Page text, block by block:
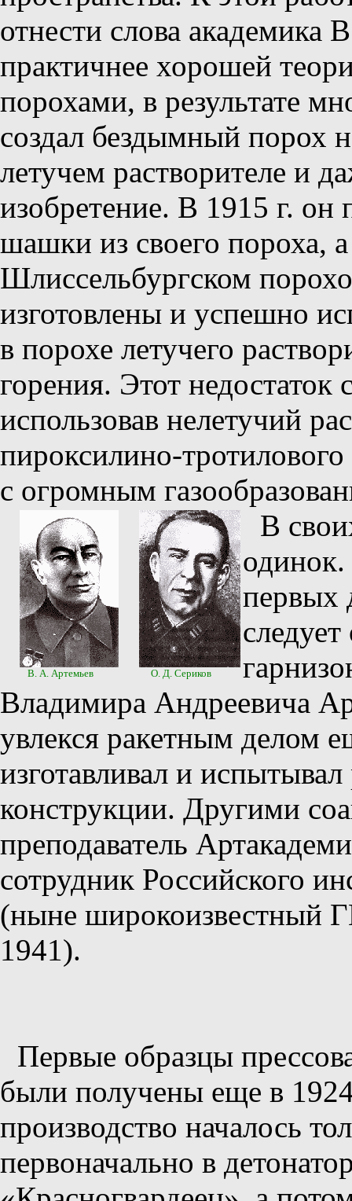
отнести слова академика
практичнее хорошей
порохами, в результате
создал бездымный порох
летучем растворителе и
изобретение. В 1915 г. он
шашки из своего пороха, а
Шлиссельбургском
изготовлены и успешно
в порохе летучего
горения. Этот
использовав нелетучий
пироксилино-
с огромным
В. А. Артемьев О. Д. Сериков
В
первых
Владимира Андреевича
увлекся ракетным делом
изготавливал и
конструкции. Другими
преподаватель
сотрудник Российского
(ныне широкоизвестный
1941).
Первые образцы
были получены еще в
производство началось
первоначально в